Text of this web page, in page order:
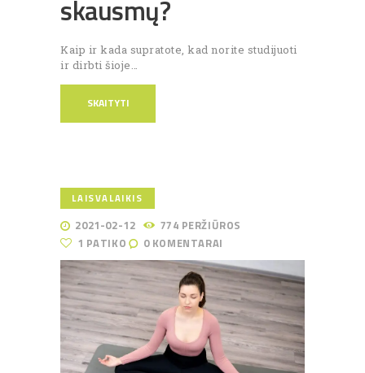
skausmų?
Kaip ir kada supratote, kad norite studijuoti
ir dirbti šioje…
SKAITYTI
LAISVALAIKIS
2021-02-12 774 PERŽIŪROS
1 PATIKO 0 KOMENTARAI